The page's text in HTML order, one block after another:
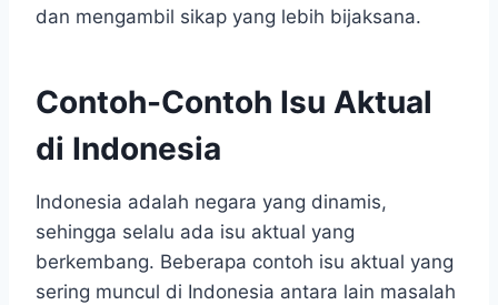
dan mengambil sikap yang lebih bijaksana.
Contoh-Contoh Isu Aktual
di Indonesia
Indonesia adalah negara yang dinamis,
sehingga selalu ada isu aktual yang
berkembang. Beberapa contoh isu aktual yang
sering muncul di Indonesia antara lain masalah